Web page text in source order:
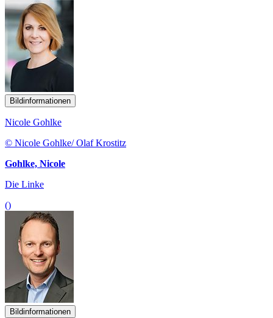
Bildinformationen
Nicole Gohlke
© Nicole Gohlke/ Olaf Krostitz
Gohlke, Nicole
Die Linke
()
Bildinformationen